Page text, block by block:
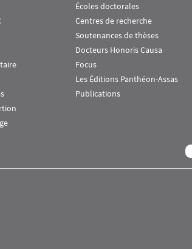
Écoles doctorales
Centres de recherche
Soutenances de thèses
Docteurs Honoris Causa
Focus
Les Éditions Panthéon-Assas
Publications